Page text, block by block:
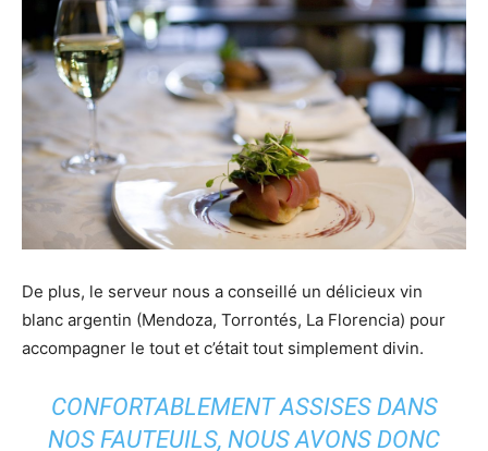
De plus, le serveur nous a conseillé un délicieux vin
blanc argentin (Mendoza, Torrontés, La Florencia) pour
accompagner le tout et c’était tout simplement divin.
CONFORTABLEMENT ASSISES DANS
NOS FAUTEUILS, NOUS AVONS DONC